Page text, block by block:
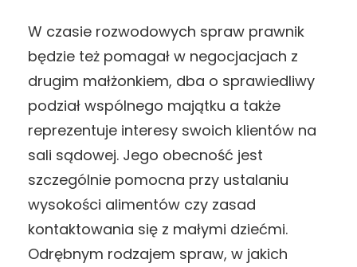
W czasie rozwodowych spraw prawnik
będzie też pomagał w negocjacjach z
drugim małżonkiem, dba o sprawiedliwy
podział wspólnego majątku a także
reprezentuje interesy swoich klientów na
sali sądowej. Jego obecność jest
szczególnie pomocna przy ustalaniu
wysokości alimentów czy zasad
kontaktowania się z małymi dziećmi.
Odrębnym rodzajem spraw, w jakich